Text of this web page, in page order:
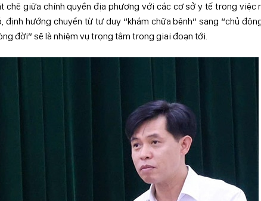
chẽ giữa chính quyền địa phương với các cơ sở y tế trong việc
hướng chuyển từ tư duy “khám chữa bệnh” sang “chủ
đời” sẽ là nhiệm vụ trọng tâm trong giai đoạn tới.